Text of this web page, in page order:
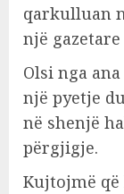
qarkulluan
një
Olsi nga
një pyetje
në shenjë
përgjigje.
Kujtojmë